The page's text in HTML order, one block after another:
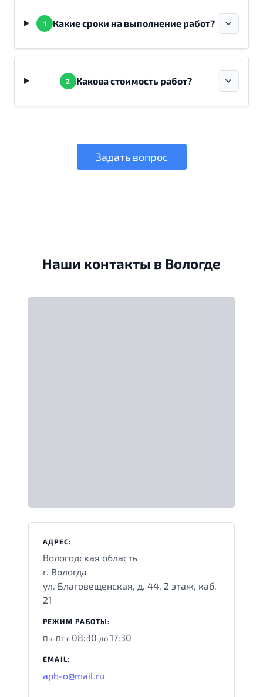
1 Какие сроки на выполнение работ?
2 Какова стоимость работ?
Задать вопрос
Наши контакты в Вологде
АДРЕС:
Вологодская область
г. Вологда
ул. Благовещенская, д. 44, 2 этаж, каб.
21
РЕЖИМ РАБОТЫ:
Пн-Пт с 08:30 до17:30
EMAIL:
apb-o@mail.ru